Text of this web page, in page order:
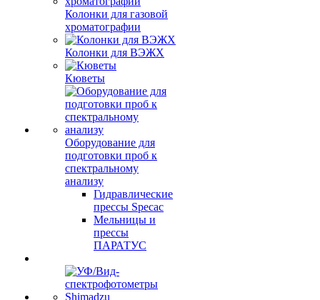
Колонки для газовой
хроматографии
Колонки для ВЭЖХ
Кюветы
Оборудование для
подготовки проб к
спектральному
анализу
Гидравлические
прессы Specac
Мельницы и
прессы
ПАРАТУС